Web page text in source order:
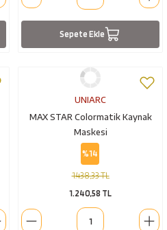
Sepete Ekle
UNIARC
MAX STAR Colormatik Kaynak
Maskesi
%14
1.438,33 TL
1.240,58 TL